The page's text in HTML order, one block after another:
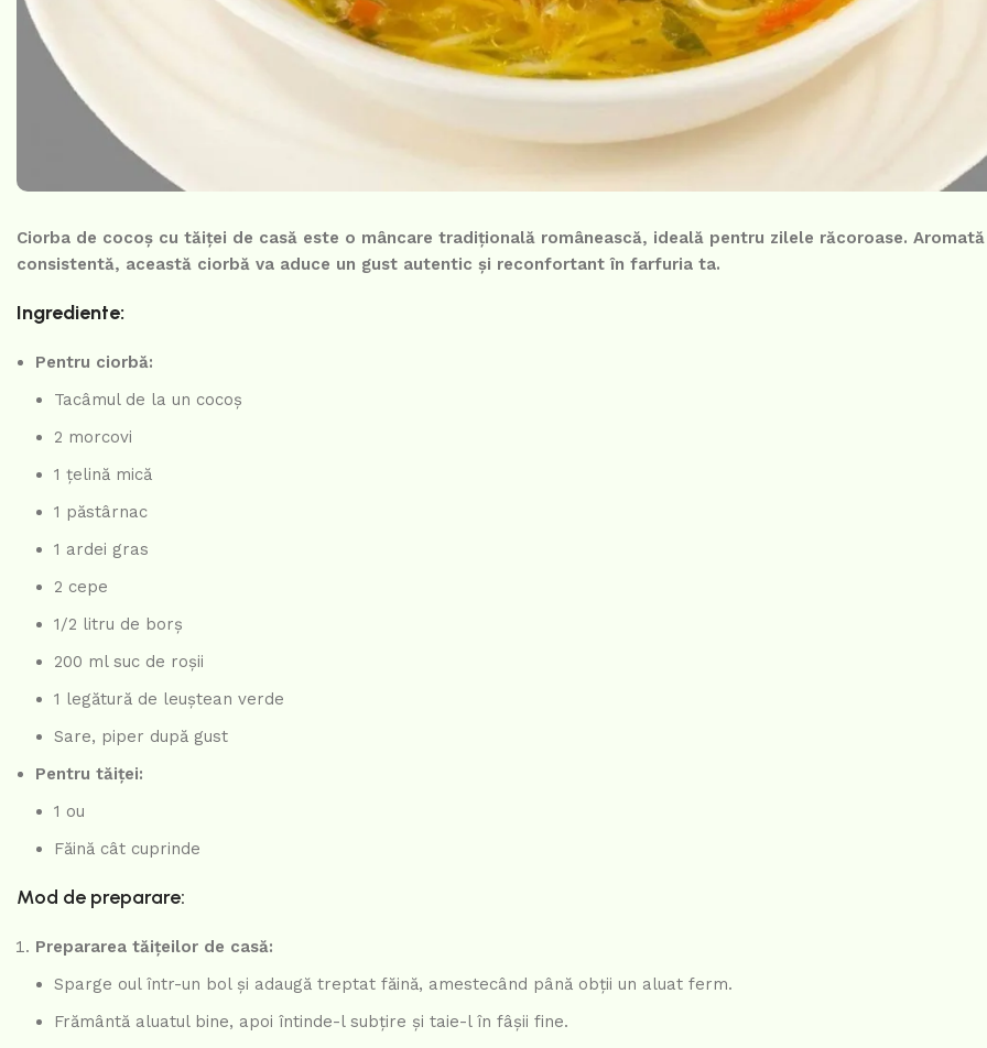
Ciorba de cocoș cu tăiței de casă este o mâncare tradițională românească, ideală pentru zilele răcoroase.
consistentă, această ciorbă va aduce un gust autentic și reconfortant în farfuria ta.
Ingrediente:
Pentru ciorbă:
Tacâmul de la un cocoș
2 morcovi
1 țelină mică
1 păstârnac
1 ardei gras
2 cepe
1/2 litru de borș
200 ml suc de roșii
1 legătură de leuștean verde
Sare, piper după gust
Pentru tăiței:
1 ou
Făină cât cuprinde
Mod de preparare:
Prepararea tăițeilor de casă:
Sparge oul într-un bol și adaugă treptat făină, amestecând până obții un aluat ferm.
Frământă aluatul bine, apoi întinde-l subțire și taie-l în fâșii fine.